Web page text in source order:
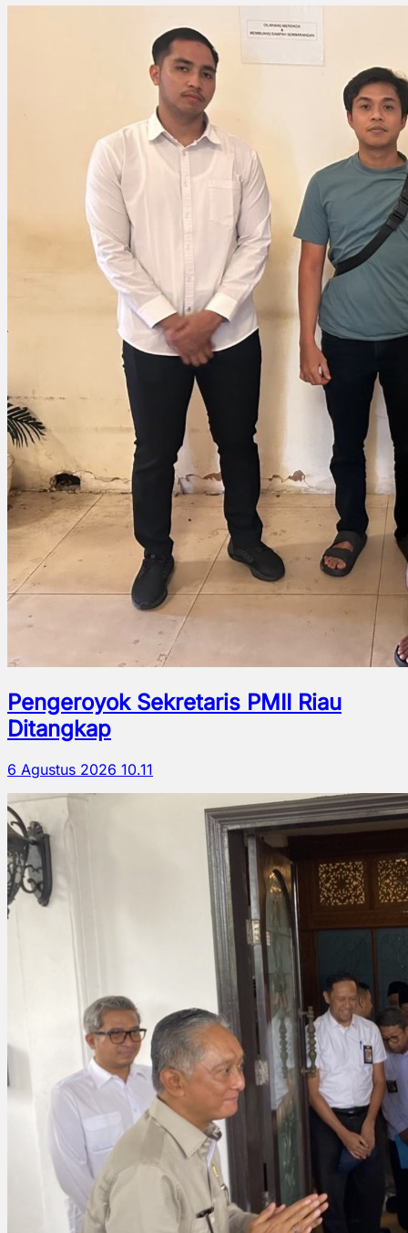
Pengeroyok Sekretaris PMII Riau
Ditangkap
6 Agustus 2026 10.11